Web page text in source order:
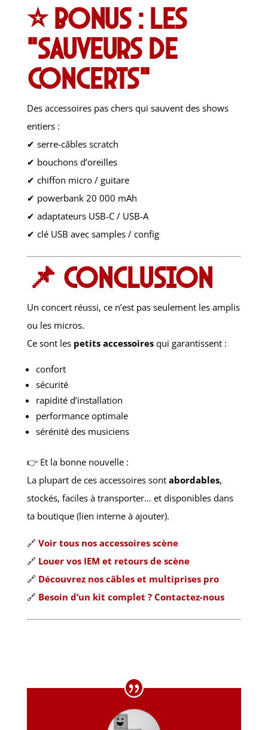
⭐ Bonus : les
“sauveurs de
concerts”
Des accessoires pas chers qui sauvent des shows
entiers :
✔ serre-câbles scratch
✔ bouchons d’oreilles
✔ chiffon micro / guitare
✔ powerbank 20 000 mAh
✔ adaptateurs USB-C / USB-A
✔ clé USB avec samples / config
📌 Conclusion
Un concert réussi, ce n’est pas seulement les amplis
ou les micros.
Ce sont les petits accessoiresqui garantissent :
confort
sécurité
rapidité d’installation
performance optimale
sérénité des musiciens
👉 Et la bonne nouvelle :
La plupart de ces accessoires sont abordables,
stockés, faciles à transporter… et disponibles dans
ta boutique (lien interne à ajouter).
🔗 Voir tous nos accessoires scène
🔗 Louer vos IEM et retours de scène
🔗 Découvrez nos câbles et multiprises pro
🔗 Besoin d’un kit complet ? Contactez-nous